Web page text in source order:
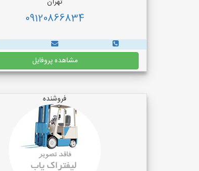
09120866834
مشاهده پروفایل
فروشنده